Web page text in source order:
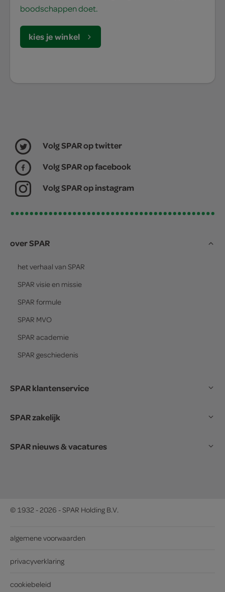
boodschappen doet.
kies je winkel
Volg SPAR op twitter
Volg SPAR op facebook
Volg SPAR op instagram
over SPAR
het verhaal van SPAR
SPAR visie en missie
SPAR formule
SPAR MVO
SPAR academie
SPAR geschiedenis
SPAR klantenservice
SPAR zakelijk
SPAR nieuws & vacatures
© 1932 - 2026 - SPAR Holding B.V.
algemene voorwaarden
privacyverklaring
cookiebeleid